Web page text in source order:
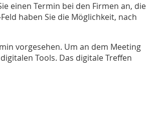
einen Termin bei den Firmen an, die
haben Sie die Möglichkeit, nach
vorgesehen. Um an dem Meeting
Tools. Das digitale Treffen